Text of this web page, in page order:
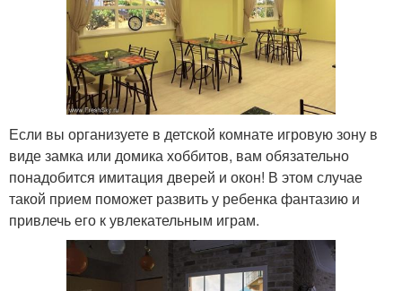
Если вы организуете в детской комнате игровую зону в
виде замка или домика хоббитов, вам обязательно
понадобится имитация дверей и окон! В этом случае
такой прием поможет развить у ребенка фантазию и
привлечь его к увлекательным играм.